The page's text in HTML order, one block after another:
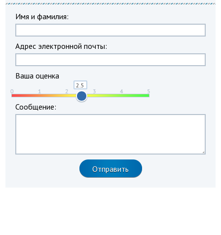
Имя и фамилия:
Адрес электронной почты:
Ваша оценка
Сообщение: